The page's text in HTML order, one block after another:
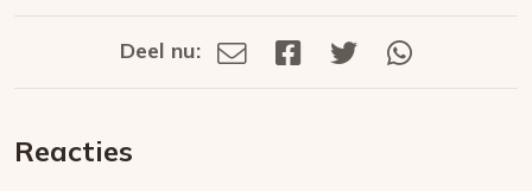
Deel
Deel nu:
Deel
Deel
Deel
Reacties